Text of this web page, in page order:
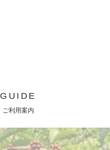
GUIDE
ご利用案内